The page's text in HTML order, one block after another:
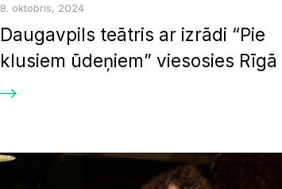
8. oktobris, 2024
Daugavpils teātris ar izrādi “Pie
klusiem ūdeņiem” viesosies Rīgā